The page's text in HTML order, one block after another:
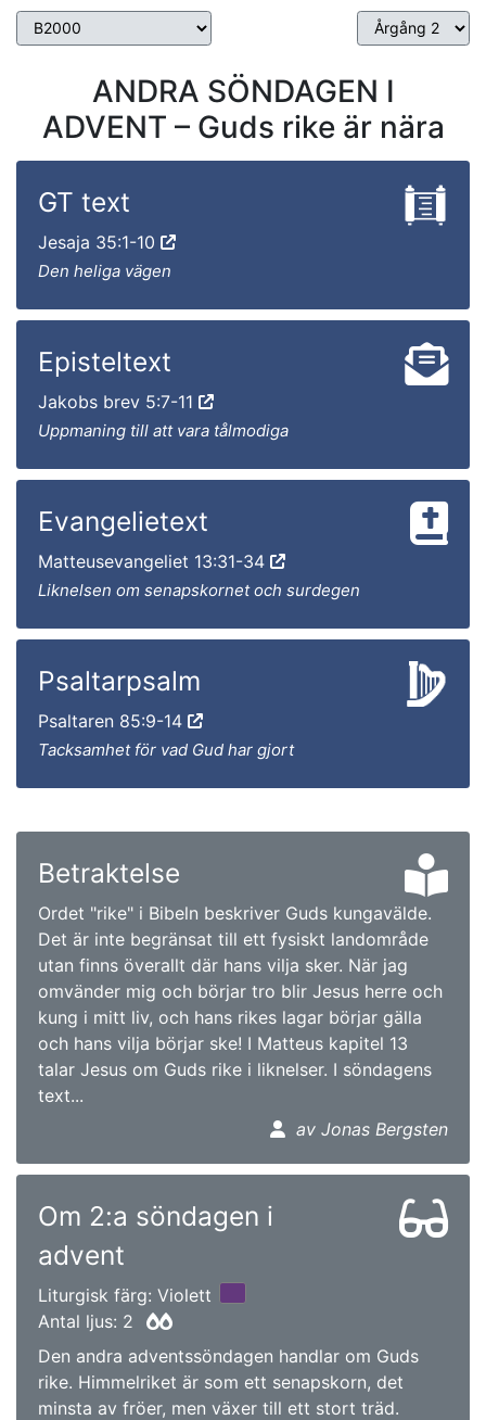
ANDRA SÖNDAGEN I
ADVENT – Guds rike är nära
GT text
Jesaja 35:1-10
Den heliga vägen
Episteltext
Jakobs brev 5:7-11
Uppmaning till att vara tålmodiga
Evangelietext
Matteusevangeliet 13:31-34
Liknelsen om senapskornet och surdegen
Psaltarpsalm
Psaltaren 85:9-14
Tacksamhet för vad Gud har gjort
Betraktelse
Ordet "rike" i Bibeln beskriver Guds kungavälde.
Det är inte begränsat till ett fysiskt landområde
utan finns överallt där hans vilja sker. När jag
omvänder mig och börjar tro blir Jesus herre och
kung i mitt liv, och hans rikes lagar börjar gälla
och hans vilja börjar ske! I Matteus kapitel 13
talar Jesus om Guds rike i liknelser. I söndagens
text...
av Jonas Bergsten
Om 2:a söndagen i
advent
Liturgisk färg: Violett
Antal ljus: 2
Den andra adventssöndagen handlar om Guds
rike. Himmelriket är som ett senapskorn, det
minsta av fröer, men växer till ett stort träd.